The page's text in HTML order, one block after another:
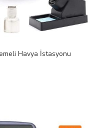
Havya İstasyonu